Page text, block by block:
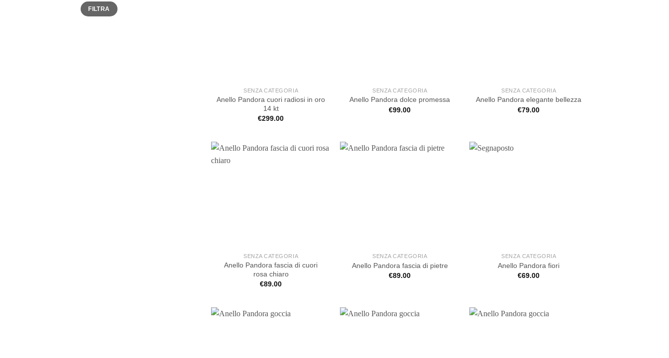
Prezzo
Min
Prezzo
MaxFILTRA
SENZA CATEGORIA
Anello Pandora cuori radiosi in oro
14 kt
€299.00
SENZA CATEGORIA
Anello Pandora dolce promessa
€99.00
SENZA CATEGORIA
Anello Pandora elegante bellezza
€79.00
SENZA CATEGORIA
Anello Pandora fascia di cuori
rosa chiaro
€89.00
SENZA CATEGORIA
Anello Pandora fascia di pietre
€89.00
SENZA CATEGORIA
Anello Pandora fiori
€69.00